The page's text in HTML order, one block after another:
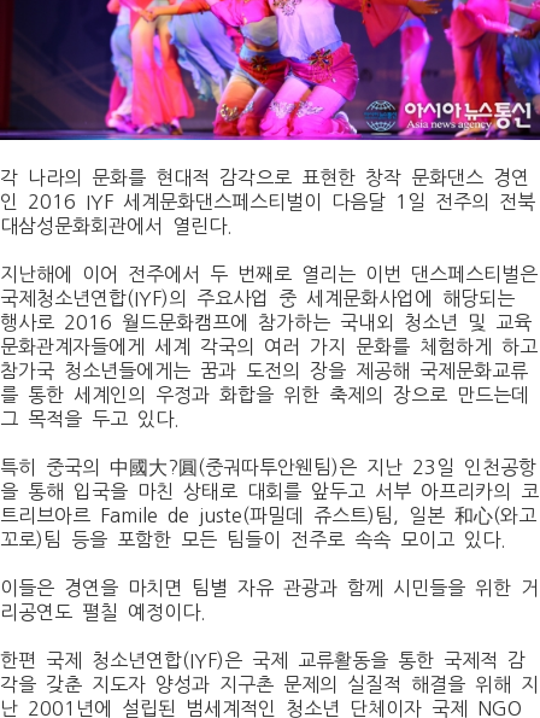
각 나라의 문화를 현대적 감각으로 표현한 창작 문화댄스 경연
인 2016 IYF 세계문화댄스페스티벌이 다음달 1일 전주의 전북
대삼성문화회관에서 열린다.
지난해에 이어 전주에서 두 번째로 열리는 이번 댄스페스티벌은
국제청소년연합(IYF)의 주요사업 중 세계문화사업에 해당되는
행사로 2016 월드문화캠프에 참가하는 국내외 청소년 및 교육
문화관계자들에게 세계 각국의 여러 가지 문화를 체험하게 하고
참가국 청소년들에게는 꿈과 도전의 장을 제공해 국제문화교류
를 통한 세계인의 우정과 화합을 위한 축제의 장으로 만드는데
그 목적을 두고 있다.
특히 중국의 中國大?圓(중궈따투안웬팀)은 지난 23일 인천공항
을 통해 입국을 마친 상태로 대회를 앞두고 서부 아프리카의 코
트리브아르 Famile de juste(파밀데 쥬스트)팀, 일본 和心(와고
꼬로)팀 등을 포함한 모든 팀들이 전주로 속속 모이고 있다.
이들은 경연을 마치면 팀별 자유 관광과 함께 시민들을 위한 거
리공연도 펼칠 예정이다.
한편 국제 청소년연합(IYF)은 국제 교류활동을 통한 국제적 감
각을 갖춘 지도자 양성과 지구촌 문제의 실질적 해결을 위해 지
난 2001년에 설립된 범세계적인 청소년 단체이자 국제 NGO